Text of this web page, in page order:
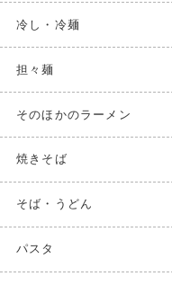
冷し・冷麺
担々麺
そのほかのラーメン
焼きそば
そば・うどん
パスタ